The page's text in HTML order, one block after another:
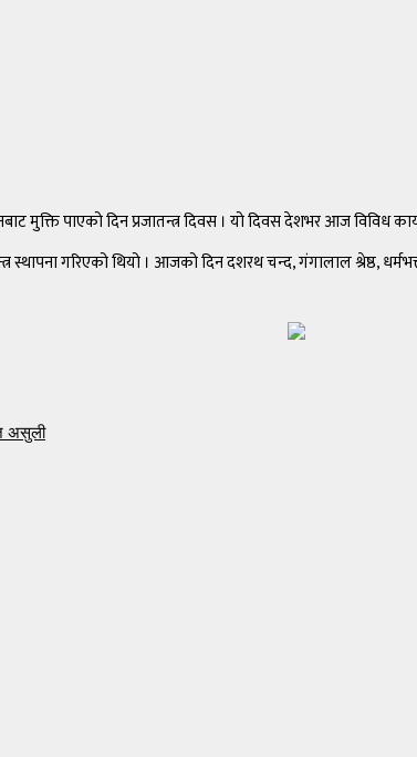
पाएको दिन प्रजातन्त्र दिवस । यो दिवस देशभर आज विविध
स्थापना गरिएको थियो । आजको दिन दशरथ चन्द, गंगालाल श्रेष्ठ,
असुली